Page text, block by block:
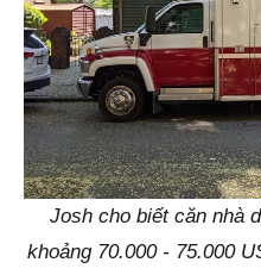
Josh cho biết căn nhà
khoảng 70.000 - 75.000